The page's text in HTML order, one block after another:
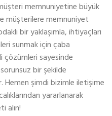
memnuniyetine büyük
müşterilere memnuniyet
bir yaklaşımla, ihtiyaçları
sunmak için çaba
çözümleri sayesinde
bir şekilde
Hemen şimdi bizimle iletişime
yararlanarak
alın!